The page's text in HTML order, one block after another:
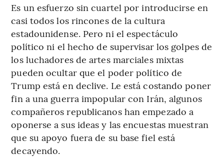
Es un esfuerzo sin cuartel por introducirse en
casi todos los rincones de la cultura
estadounidense. Pero ni el espectáculo
político ni el hecho de supervisar los golpes de
los luchadores de artes marciales mixtas
pueden ocultar que el poder político de
Trump está en declive. Le está costando poner
fin a una guerra impopular con Irán, algunos
compañeros republicanos han empezado a
oponerse a sus ideas y las encuestas muestran
que su apoyo fuera de su base fiel está
decayendo.